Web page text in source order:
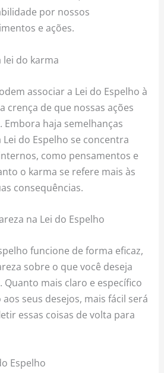
por nossos
e ações.
lei do karma
associar a Lei do Espelho à
crença de que nossas ações
haja semelhanças
do Espelho se concentra
como pensamentos e
o karma se refere mais às
consequências.
na Lei do Espelho
funcione de forma eficaz,
sobre o que você deseja
mais claro e específico
seus desejos, mais fácil será
essas coisas de volta para
Espelho